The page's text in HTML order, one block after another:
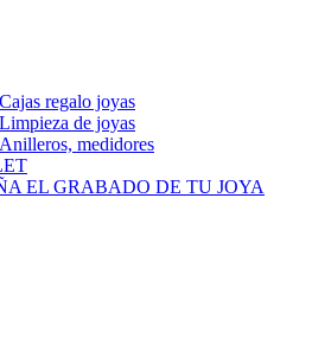
Cajas regalo joyas
Limpieza de joyas
Anilleros, medidores
EL GRABADO DE TU JOYA